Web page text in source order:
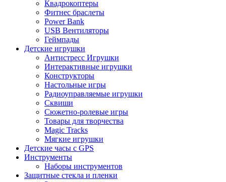
Квадрокоптеры
Фитнес браслеты
Power Bank
USB Вентиляторы
Геймпады
Детские игрушки
Антистресс Игрушки
Интерактивные игрушки
Конструкторы
Настольные игры
Радиоуправляемые игрушки
Сквиши
Сюжетно-ролевые игры
Товары для творчества
Magic Tracks
Мягкие игрушки
Детские часы с GPS
Инструменты
Наборы инструментов
Защитные стекла и пленки